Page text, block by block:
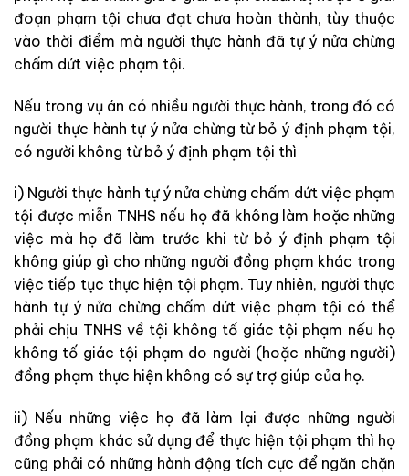
đoạn phạm tội chưa đạt chưa hoàn thành, tùy thuộc
vào thời điểm mà người thực hành đã tự ý nửa chừng
chấm dứt việc phạm tội.
Nếu trong vụ án có nhiều người thực hành, trong đó có
người thực hành tự ý nửa chừng từ bỏ ý định phạm tội,
có người không từ bỏ ý định phạm tội thì
i) Người thực hành tự ý nửa chừng chấm dứt việc phạm
tội được miễn TNHS nếu họ đã không làm hoặc những
việc mà họ đã làm trước khi từ bỏ ý định phạm tội
không giúp gì cho những người đồng phạm khác trong
việc tiếp tục thực hiện tội phạm. Tuy nhiên, người thực
hành tự ý nửa chừng chấm dứt việc phạm tội có thể
phải chịu TNHS về tội không tố giác tội phạm nếu họ
không tố giác tội phạm do người (hoặc những người)
đồng phạm thực hiện không có sự trợ giúp của họ.
ii) Nếu những việc họ đã làm lại được những người
đồng phạm khác sử dụng để thực hiện tội phạm thì họ
cũng phải có những hành động tích cực để ngăn chặn